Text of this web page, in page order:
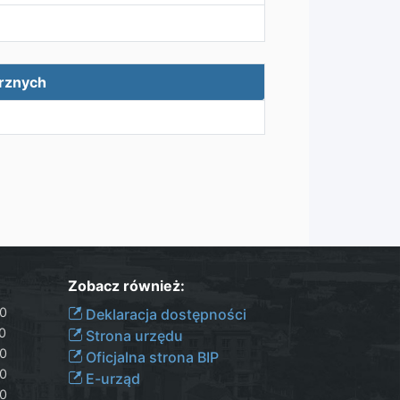
Zobacz również:
Deklaracja dostępności
Strona urzędu
Oficjalna strona BIP
E-urząd